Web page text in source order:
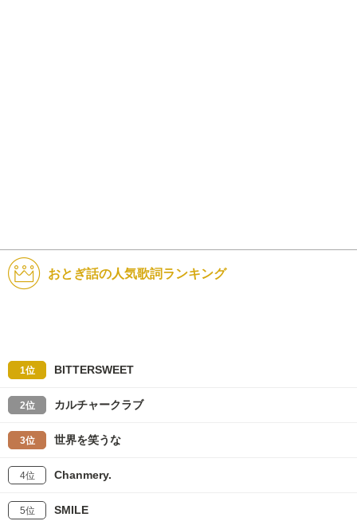
おとぎ話の人気歌詞ランキング
1位 BITTERSWEET
2位 カルチャークラブ
3位 世界を笑うな
4位 Chanmery.
5位 SMILE